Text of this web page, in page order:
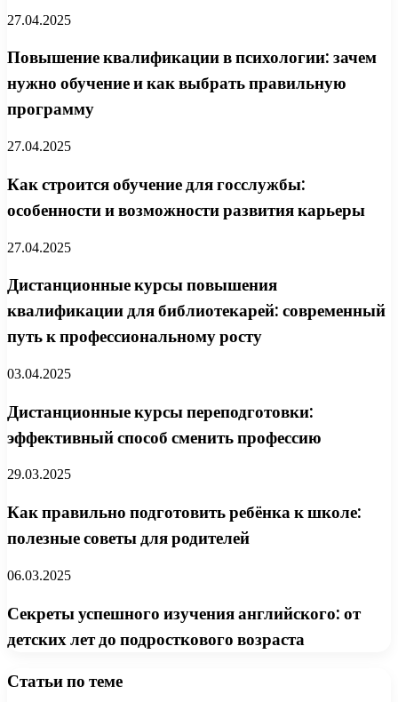
27.04.2025
Повышение квалификации в психологии: зачем
нужно обучение и как выбрать правильную
программу
27.04.2025
Как строится обучение для госслужбы:
особенности и возможности развития карьеры
27.04.2025
Дистанционные курсы повышения
квалификации для библиотекарей: современный
путь к профессиональному росту
03.04.2025
Дистанционные курсы переподготовки:
эффективный способ сменить профессию
29.03.2025
Как правильно подготовить ребёнка к школе:
полезные советы для родителей
06.03.2025
Секреты успешного изучения английского: от
детских лет до подросткового возраста
Статьи по теме